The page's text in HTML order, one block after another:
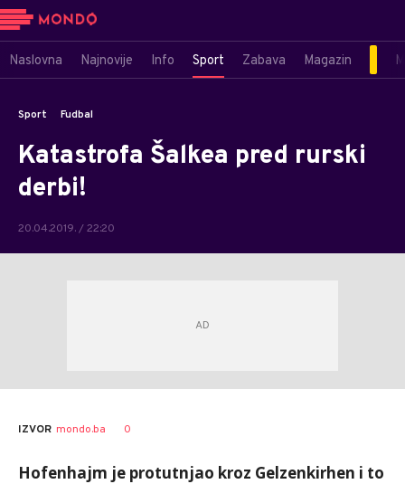
Naslovna Najnovije Info Sport Zabava Magazin
Sport Fudbal
Katastrofa Šalkea pred rurski
derbi!
20.04.2019. / 22:20
IZVOR mondo.ba 0
Hofenhajm je protutnjao kroz Gelzenkirhen i to